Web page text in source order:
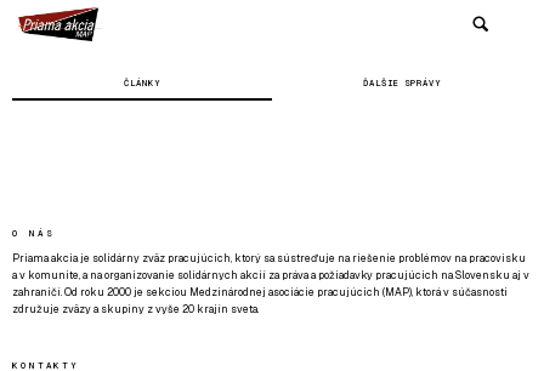
ČLÁNKY ĎALŠIE SPRÁVY
O NÁS
Priama akcia je solidárny zväz pracujúcich, ktorý sa sústreďuje na riešenie problémov na pracovisku
a v komunite, a na organizovanie solidárnych akcií za práva a požiadavky pracujúcich na Slovensku aj v
zahraničí. Od roku 2000 je sekciou Medzinárodnej asociácie pracujúcich (MAP), ktorá v súčasnosti
združuje zväzy a skupiny z vyše 20 krajín sveta.
KONTAKTY